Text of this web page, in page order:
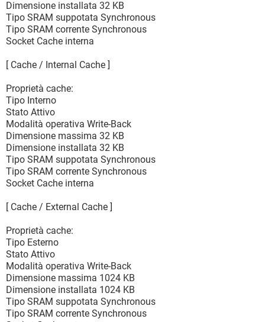
Dimensione installata 32 KB
Tipo SRAM suppotata Synchronous
Tipo SRAM corrente Synchronous
Socket Cache interna
[ Cache / Internal Cache ]
Proprietà cache:
Tipo Interno
Stato Attivo
Modalità operativa Write-Back
Dimensione massima 32 KB
Dimensione installata 32 KB
Tipo SRAM suppotata Synchronous
Tipo SRAM corrente Synchronous
Socket Cache interna
[ Cache / External Cache ]
Proprietà cache:
Tipo Esterno
Stato Attivo
Modalità operativa Write-Back
Dimensione massima 1024 KB
Dimensione installata 1024 KB
Tipo SRAM suppotata Synchronous
Tipo SRAM corrente Synchronous